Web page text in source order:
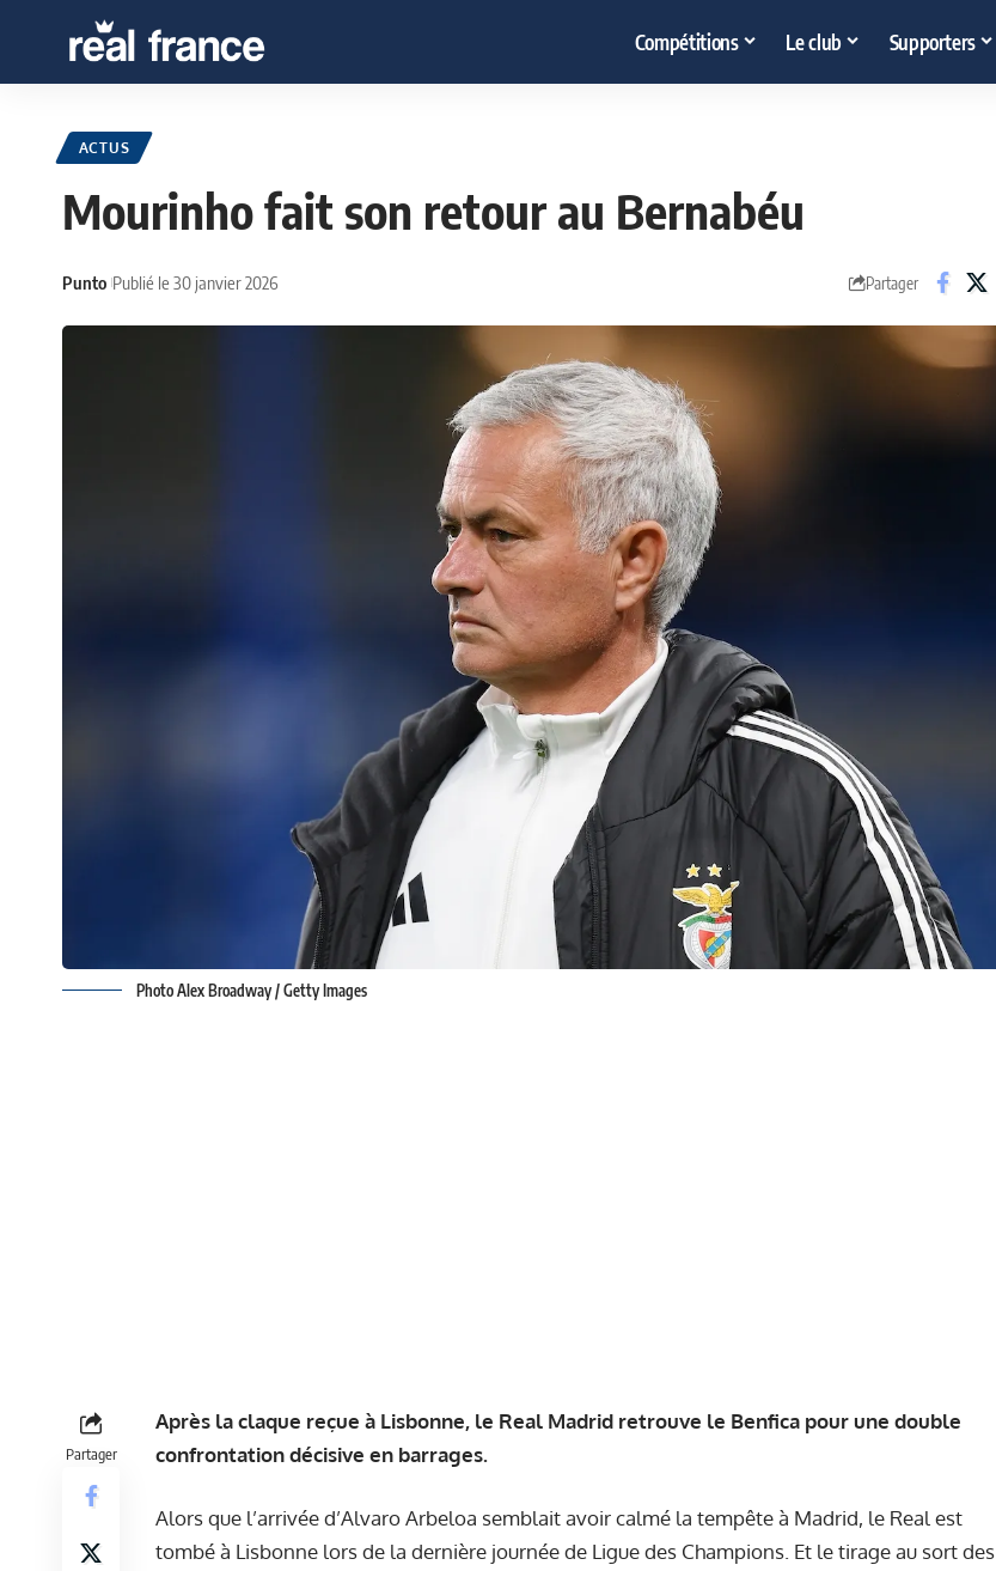
Compétitions Le club Supporters
ACTUS
Mourinho fait son retour au Bernabéu
Punto Publié le 30 janvier 2026 Partager
Photo Alex Broadway / Getty Images
Partager
Après la claque reçue à Lisbonne, le Real Madrid retrouve le Benfica pour une double
confrontation décisive en barrages.
Alors que l’arrivée d’Alvaro Arbeloa semblait avoir calmé la tempête à Madrid, le Real est
tombé à Lisbonne lors de la dernière journée de Ligue des Champions. Et le tirage au sort des